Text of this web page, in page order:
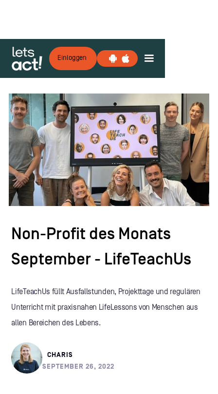
Einloggen
Zurück
Non-Profit des Monats
September - LifeTeachUs
LifeTeachUs füllt Ausfallstunden, Projekttage und regulären
Unterricht mit praxisnahen LifeLessons von Menschen aus
allen Bereichen des Lebens.
CHARIS
SEPTEMBER 26, 2022